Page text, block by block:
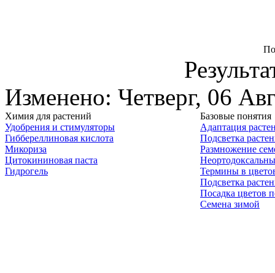
Изменено: Четверг, 06
Химия для растений
Удобрения и стимуляторы
Гиббереллиновая кислота
Микориза
Цитокининовая паста
Гидрогель
Базовые понятия
Адаптация
Подсветка
Размножение
Термины в
Подсветка
Посадка цветов
Семена зимой